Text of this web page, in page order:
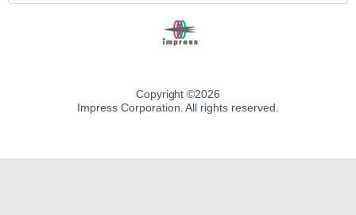
Copyright ©2026
Impress Corporation. All rights reserved.